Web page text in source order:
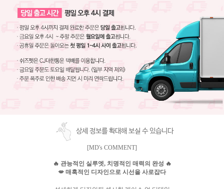
상세 정보를 확대해 보실 수 있습니다
[MD's COMMENT]
🔥 관능적인 실루엣, 치명적인 매력의 완성 🔥
💋 매혹적인 디자인으로 시선을 사로잡다